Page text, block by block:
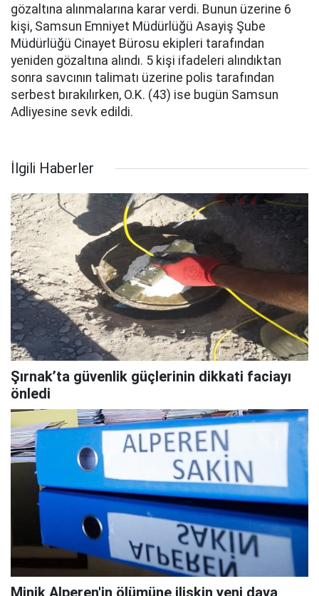
gözaltına alınmalarına karar verdi. Bunun üzerine 6
kişi, Samsun Emniyet Müdürlüğü Asayiş Şube
Müdürlüğü Cinayet Bürosu ekipleri tarafından
yeniden gözaltına alındı. 5 kişi ifadeleri alındıktan
sonra savcının talimatı üzerine polis tarafından
serbest bırakılırken, O.K. (43) ise bugün Samsun
Adliyesine sevk edildi.
İlgili Haberler
Şırnak’ta güvenlik güçlerinin dikkati faciayı
önledi